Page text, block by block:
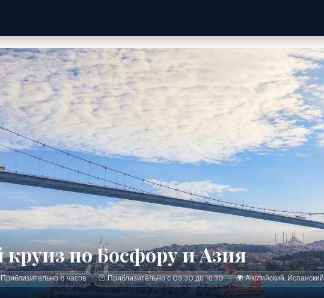
по Босфору и Азия
8 часов 🕐 Приблизительно с 08:30 до 16:30 🌍 Английский, Испанский